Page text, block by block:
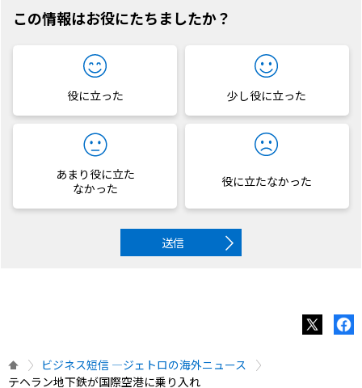
この情報はお役にたちましたか？
役に立った 少し役に立った
あまり役に立た
なかった
役に立たなかった
送信
ビジネス短信 ―ジェトロの海外ニュース
テヘラン地下鉄が国際空港に乗り入れ